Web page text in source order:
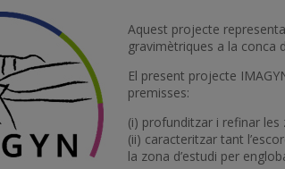
Aquest projecte
gravimètriques a la conca
El present projecte
premisses:
(i) profunditzar i refinar les
(ii) caracteritzar tant
la zona d’estudi per